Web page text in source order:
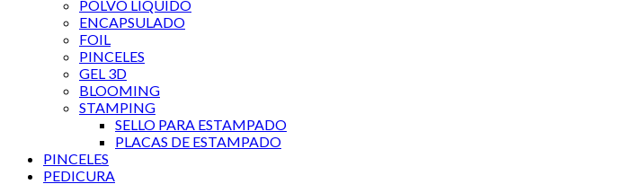
POLVO LIQUIDO
ENCAPSULADO
FOIL
PINCELES
GEL 3D
BLOOMING
STAMPING
SELLO PARA ESTAMPADO
PLACAS DE ESTAMPADO
PINCELES
PEDICURA